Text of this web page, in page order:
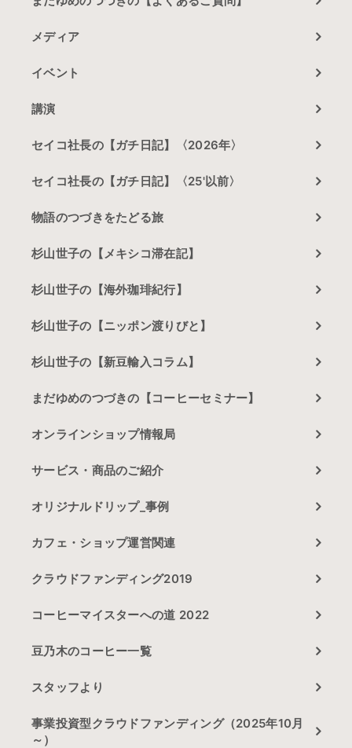
メディア
イベント
講演
セイコ社長の【ガチ日記】〈2026年〉
セイコ社長の【ガチ日記】〈25'以前〉
物語のつづきをたどる旅
杉山世子の【メキシコ滞在記】
杉山世子の【海外珈琲紀行】
杉山世子の【ニッポン渡りびと】
杉山世子の【新豆輸入コラム】
まだゆめのつづきの【コーヒーセミナー】
オンラインショップ情報局
サービス・商品のご紹介
オリジナルドリップ_事例
カフェ・ショップ運営関連
クラウドファンディング2019
コーヒーマイスターへの道 2022
豆乃木のコーヒー一覧
スタッフより
事業投資型クラウドファンディング（2025年10月
～）